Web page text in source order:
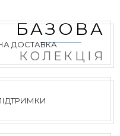
БАЗОВА
КОЛЕКЦІЯ
ДОСТАВКА